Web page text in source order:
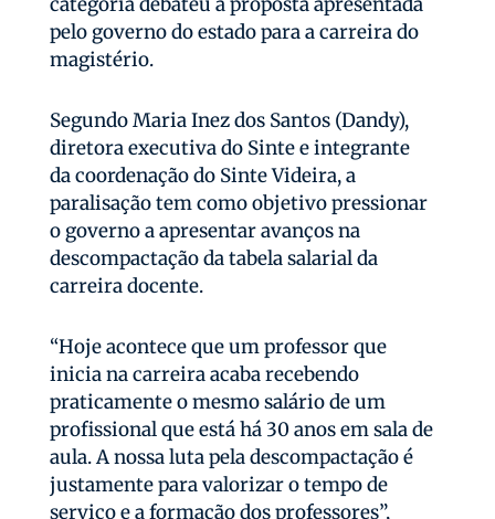
pelo governo do estado para a carreira do
magistério.
Segundo Maria Inez dos Santos (Dandy),
diretora executiva do Sinte e integrante
da coordenação do Sinte Videira, a
paralisação tem como objetivo pressionar
o governo a apresentar avanços na
descompactação da tabela salarial da
carreira docente.
“Hoje acontece que um professor que
inicia na carreira acaba recebendo
praticamente o mesmo salário de um
profissional que está há 30 anos em sala de
aula. A nossa luta pela descompactação é
justamente para valorizar o tempo de
serviço e a formação dos professores”,